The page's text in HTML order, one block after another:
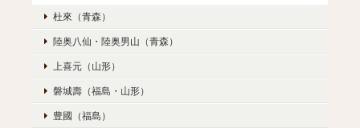
杜來（青森）
陸奥八仙・陸奥男山（青森）
上喜元（山形）
磐城壽（福島・山形）
豊國（福島）